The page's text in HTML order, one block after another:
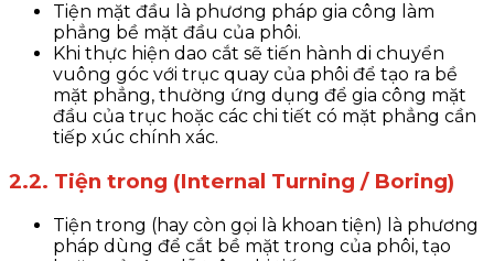
Tiện mặt đầu là phương pháp gia công làm
phẳng bề mặt đầu của phôi.
Khi thực hiện dao cắt sẽ tiến hành di chuyển
vuông góc với trục quay của phôi để tạo ra bề
mặt phẳng, thường ứng dụng để gia công mặt
đầu của trục hoặc các chi tiết có mặt phẳng cần
tiếp xúc chính xác.
2.2. Tiện trong (Internal Turning / Boring)
Tiện trong (hay còn gọi là khoan tiện) là phương
pháp dùng để cắt bề mặt trong của phôi, tạo